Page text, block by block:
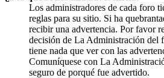
Los administradores de cada foro
reglas para su sitio. Si ha
recibir una advertencia. Por favor
decisión de La Administración
tiene nada que ver con las
Comuníquese con La
seguro de porqué fue advertido.